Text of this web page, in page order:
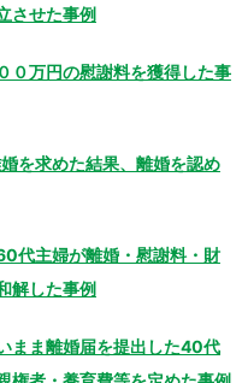
させた事例
０万円の慰謝料を獲得した事
を求めた結果、離婚を認め
代主婦が離婚・慰謝料・財
解した事例
まま離婚届を提出した40代